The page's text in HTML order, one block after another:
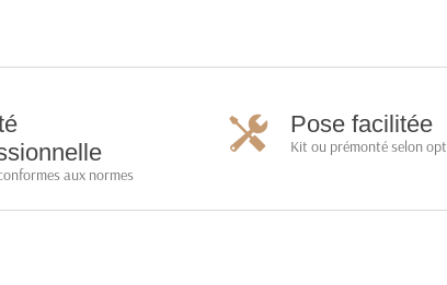
aux normes
Pose facilitée
Kit ou prémonté selon